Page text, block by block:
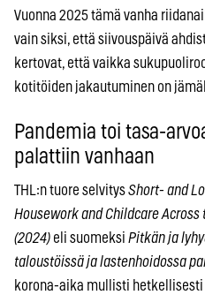
Vuonna 2025 tämä vanha
vain siksi, että siivouspäivä
kertovat, että vaikka
kotitöiden jakautuminen on
Pandemia toi tasa-
palattiin vanhaan
THL:n tuore selvitysShort- and
Housework and Childcare
(2024) eli suomeksi Pitkän ja
taloustöissä ja lastenhoidossa
korona-aika mullisti